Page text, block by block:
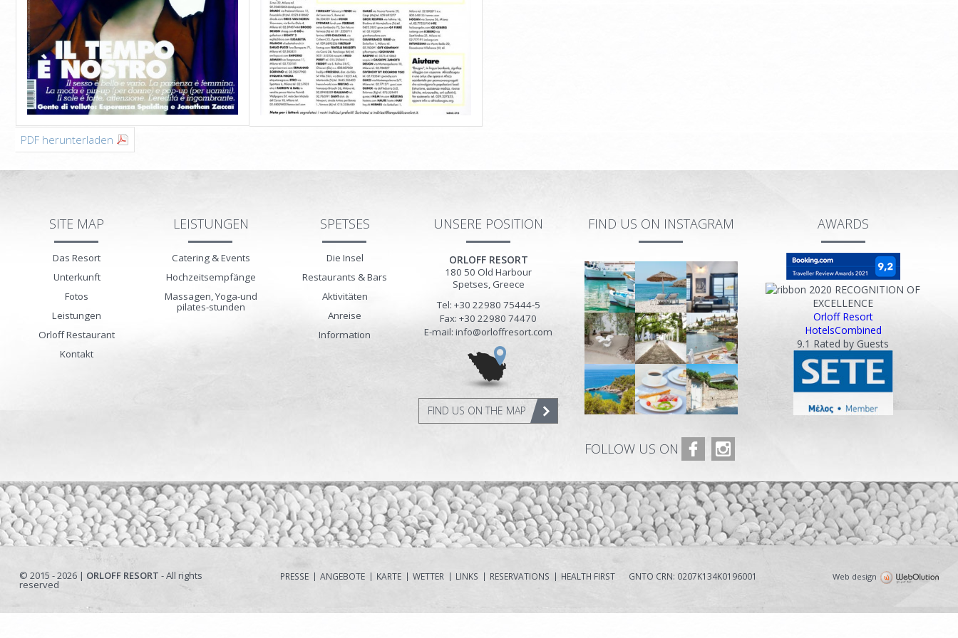
PDF herunterladen
SITE MAP
Das Resort
Unterkunft
Fotos
Leistungen
Orloff Restaurant
Kontakt
LEISTUNGEN
Catering & Events
Hochzeitsempfänge
Massagen, Yoga-und
pilates-stunden
SPETSES
Die Insel
Restaurants & Bars
Aktivitäten
Anreise
Information
UNSERE POSITION
ORLOFF RESORT
180 50 Old Harbour
Spetses, Greece
Tel: +30 22980 75444-5
Fax: +30 22980 74470
E-mail: info@orloffresort.com
FIND US ON THE MAP
FIND US ON INSTAGRAM
FOLLOW US ON
AWARDS
2020 RECOGNITION OF
EXCELLENCE
Orloff Resort
HotelsCombined
9.1 Rated by Guests
© 2015 - 2026 | ORLOFF RESORT - All rights
reserved
PRESSE ANGEBOTE KARTE WETTER LINKS RESERVATIONS HEALTH FIRST GNTO CRN: 0207Κ134Κ0196001 Web design